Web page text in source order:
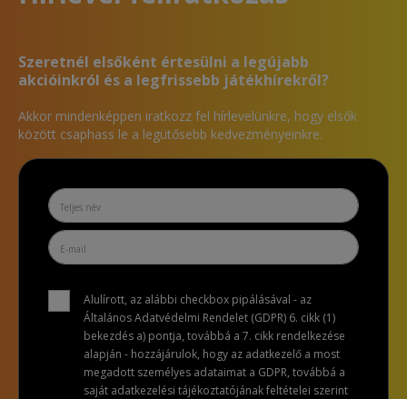
Szeretnél elsőként értesülni a legújabb
akcióinkról és a legfrissebb játékhírekről?
Akkor mindenképpen iratkozz fel hírlevelünkre, hogy elsők
között csaphass le a legütősebb kedvezményeinkre.
Alulírott, az alábbi checkbox pipálásával - az
Általános Adatvédelmi Rendelet (GDPR) 6. cikk (1)
bekezdés a) pontja, továbbá a 7. cikk rendelkezése
alapján - hozzájárulok, hogy az adatkezelő a most
megadott személyes adataimat a GDPR, továbbá a
saját adatkezelési tájékoztatójának feltételei szerint